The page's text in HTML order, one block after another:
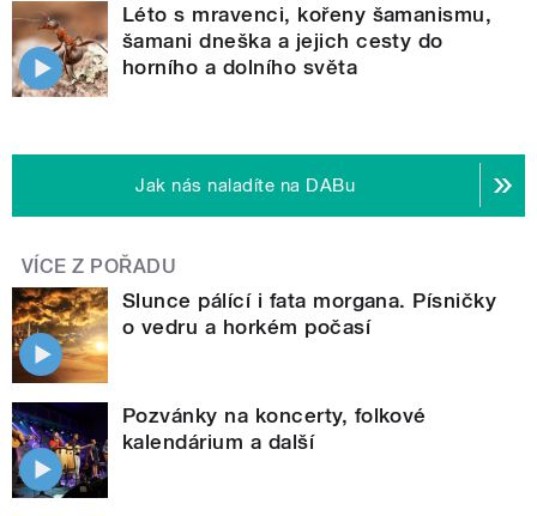
Léto s mravenci, kořeny šamanismu,
šamani dneška a jejich cesty do
horního a dolního světa
Jak nás naladíte na DABu
VÍCE Z POŘADU
Slunce pálící i fata morgana. Písničky
o vedru a horkém počasí
Pozvánky na koncerty, folkové
kalendárium a další